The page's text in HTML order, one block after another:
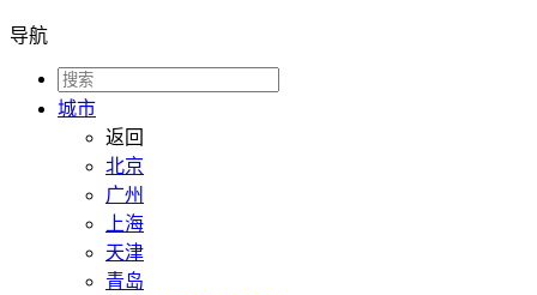
导航
城市
返回
北京
广州
上海
天津
青岛